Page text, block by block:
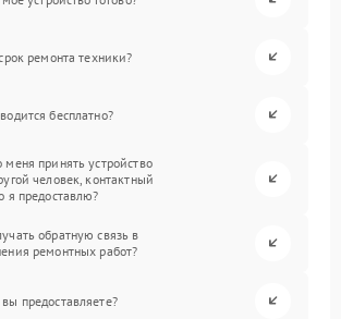
ремонта техники?
бесплатно?
принять устройство
человек, контактный
я предоставлю?
обратную связь в
ремонтных работ?
предоставляете?